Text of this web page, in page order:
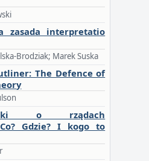
zasada interpretatio
Brodziak; Marek Suska
The Defence of
o rządach
Co? Gdzie? I kogo to